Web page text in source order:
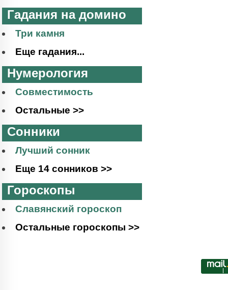
Гадания на домино
Три камня
Еще гадания...
Нумерология
Совместимость
Остальные >>
Сонники
Лучший сонник
Еще 14 сонников >>
Гороскопы
Славянский гороскоп
Остальные гороскопы >>